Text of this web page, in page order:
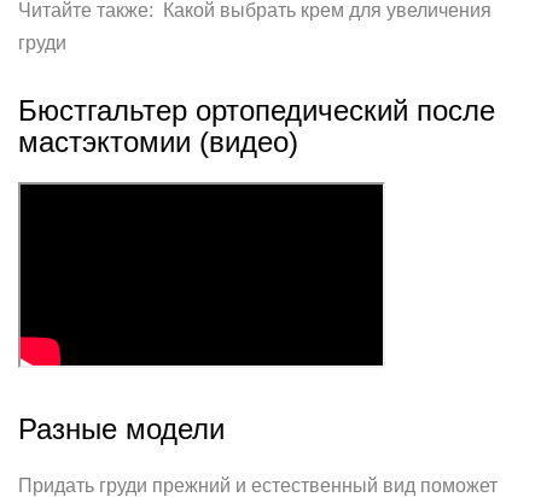
Читайте также: Какой выбрать крем для увеличения
груди
Бюстгальтер ортопедический после
мастэктомии (видео)
Разные модели
Придать груди прежний и естественный вид поможет